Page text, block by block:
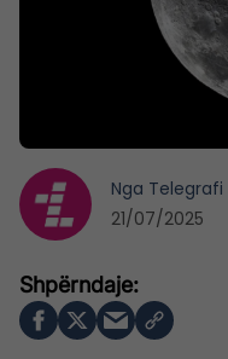
Nga Telegrafi
21/07/2025